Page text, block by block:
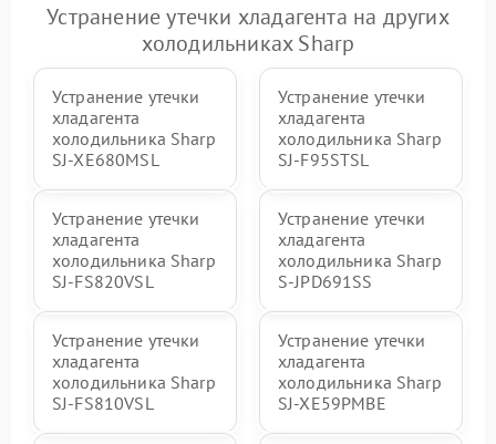
Устранение утечки хладагента на других
холодильниках Sharp
Устранение утечки
хладагента
холодильника Sharp
SJ-XE680MSL
Устранение утечки
хладагента
холодильника Sharp
SJ-F95STSL
Устранение утечки
хладагента
холодильника Sharp
SJ-FS820VSL
Устранение утечки
хладагента
холодильника Sharp
S-JPD691SS
Устранение утечки
хладагента
холодильника Sharp
SJ-FS810VSL
Устранение утечки
хладагента
холодильника Sharp
SJ-XE59PMBE